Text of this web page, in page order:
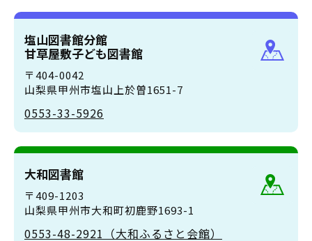
塩山図書館分館
甘草屋敷子ども図書館
〒404-0042
山梨県甲州市塩山上於曽1651-7
0553-33-5926
大和図書館
〒409-1203
山梨県甲州市大和町初鹿野1693-1
0553-48-2921（大和ふるさと会館）